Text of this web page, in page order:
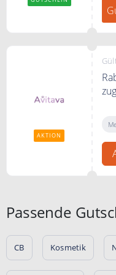
AKTION
Passende
CB Kosmetik